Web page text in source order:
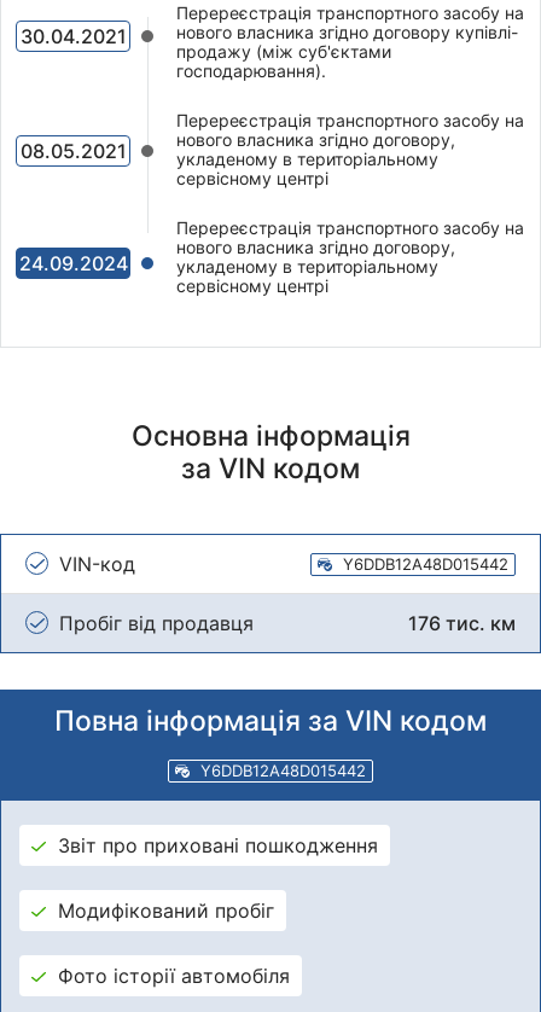
30.04.2021
Перереєстрація транспортного засобу на
нового власника згідно договору купівлі-
продажу (між суб'єктами
господарювання).
08.05.2021
Перереєстрація транспортного засобу на
нового власника згідно договору,
укладеному в територіальному
сервісному центрі
24.09.2024
Перереєстрація транспортного засобу на
нового власника згідно договору,
укладеному в територіальному
сервісному центрі
Основна інформація
за VIN кодом
VIN-код Y6DDB12A48D015442
Пробіг від продавця 176 тис. км
Повна інформація за VIN кодом
Y6DDB12A48D015442
Звіт про приховані пошкодження
Модифікований пробіг
Фото історії автомобіля